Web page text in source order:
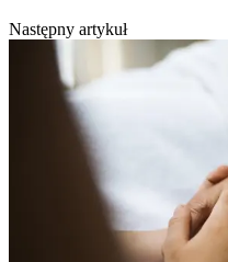
Następny artykuł